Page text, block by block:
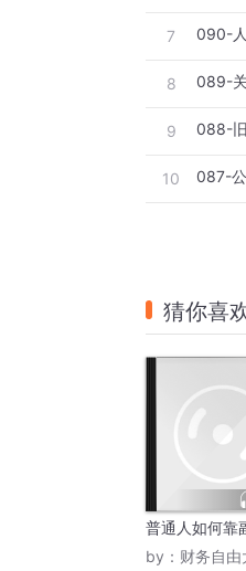
7 090-
8 089-
9
10
猜你喜
普通人如何靠
by： 财务自由